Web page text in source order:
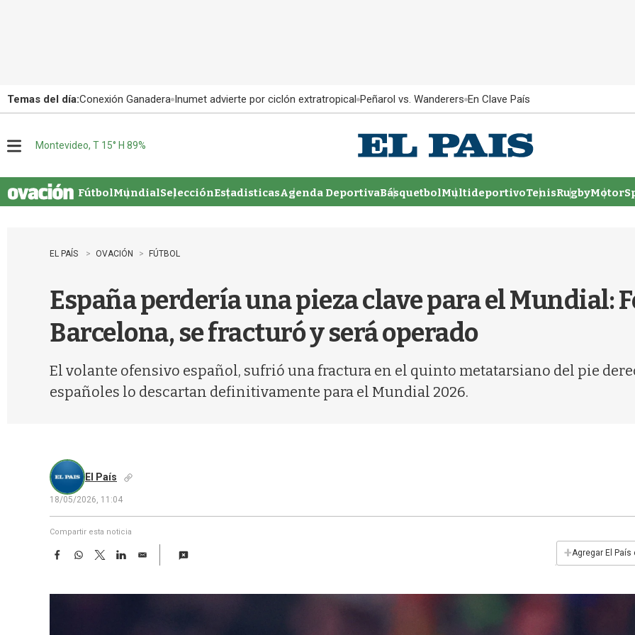
Temas del día:Conexión Ganadera Inumet advierte por ciclón extratropical Peñarol vs. Wanderers En Clave País
u
Montevideo, T 15° H 89%
FútbolMundialSelecciónEstadisticasAgenda DeportivaBásquetbolMultideportivoTenisRugby
EL PAÍS OVACIÓN FÚTBOL
España perdería una pieza clave para el Mundial:
Barcelona, se fracturó y será operado
El volante ofensivo español, sufrió una fractura en el quinto metatarsiano del pie
españoles lo descartan definitivamente para el Mundial 2026.
El País
18/05/2026, 11:04
Compartir esta noticia
F
e
W
t
T
w
t
L
k
E
i
+Agregar El País